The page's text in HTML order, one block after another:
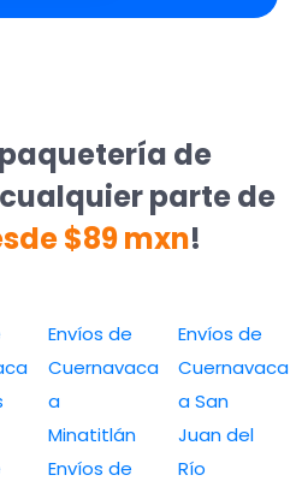
de
parte de
$89 mxn!
Envíos de
Cuernavaca
a
Minatitlán
Envíos de
Envíos de
Cuernavaca
a San
Juan del
Río